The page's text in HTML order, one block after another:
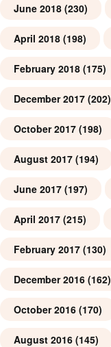
June 2018 (230)
April 2018 (198)
February 2018 (175)
December 2017 (202)
October 2017 (198)
August 2017 (194)
June 2017 (197)
April 2017 (215)
February 2017 (130)
December 2016 (162)
October 2016 (170)
August 2016 (145)